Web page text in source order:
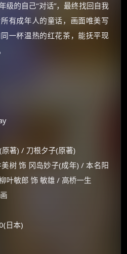
级的自己“对话”，最终找回自我
有成年人的童话，画面唯美写
一杯温热的红花茶，能抚平现
著) / 刀根夕子(原著)
树 饰 冈岛妙子(成年) / 本名阳
叶敏郎 饰 敏雄 / 高桥一生
日本)